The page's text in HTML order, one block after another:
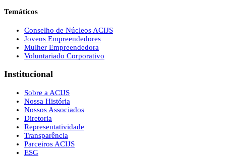
Temáticos
Conselho de Núcleos ACIJS
Jovens Empreendedores
Mulher Empreendedora
Voluntariado Corporativo
Institucional
Sobre a ACIJS
Nossa História
Nossos Associados
Diretoria
Representatividade
Transparência
Parceiros ACIJS
ESG